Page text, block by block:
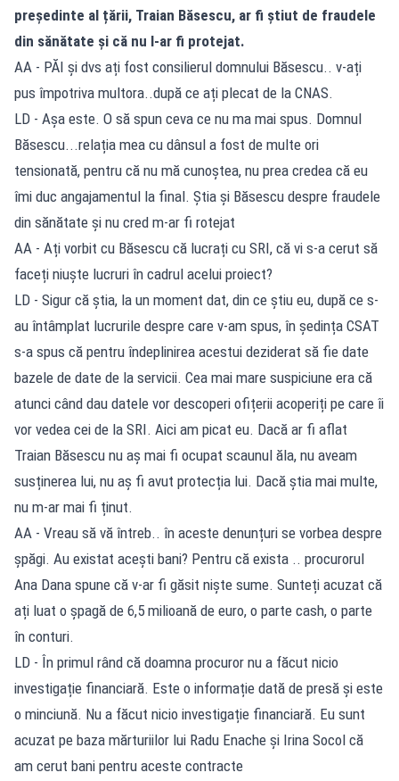
președinte al țării, Traian Băsescu, ar fi știut de fraudele
din sănătate și că nu l-ar fi protejat.
AA - PĂI și dvs ați fost consilierul domnului Băsescu.. v-ați
pus împotriva multora..după ce ați plecat de la CNAS.
LD - Așa este. O să spun ceva ce nu ma mai spus. Domnul
Băsescu...relația mea cu dânsul a fost de multe ori
tensionată, pentru că nu mă cunoștea, nu prea credea că eu
îmi duc angajamentul la final. Știa și Băsescu despre fraudele
din sănătate și nu cred m-ar fi rotejat
AA - Ați vorbit cu Băsescu că lucrați cu SRI, că vi s-a cerut să
faceți niuște lucruri în cadrul acelui proiect?
LD - Sigur că știa, la un moment dat, din ce știu eu, după ce s-
au întâmplat lucrurile despre care v-am spus, în ședința CSAT
s-a spus că pentru îndeplinirea acestui deziderat să fie date
bazele de date de la servicii. Cea mai mare suspiciune era că
atunci când dau datele vor descoperi ofițerii acoperiți pe care îi
vor vedea cei de la SRI. Aici am picat eu. Dacă ar fi aflat
Traian Băsescu nu aș mai fi ocupat scaunul ăla, nu aveam
susținerea lui, nu aș fi avut protecția lui. Dacă știa mai multe,
nu m-ar mai fi ținut.
AA - Vreau să vă întreb.. în aceste denunțuri se vorbea despre
șpăgi. Au existat acești bani? Pentru că exista .. procurorul
Ana Dana spune că v-ar fi găsit niște sume. Sunteți acuzat că
ați luat o șpagă de 6,5 milioană de euro, o parte cash, o parte
în conturi.
LD - În primul rând că doamna procuror nu a făcut nicio
investigație financiară. Este o informație dată de presă și este
o minciună. Nu a făcut nicio investigație financiară. Eu sunt
acuzat pe baza mărturiilor lui Radu Enache și Irina Socol că
am cerut bani pentru aceste contracte